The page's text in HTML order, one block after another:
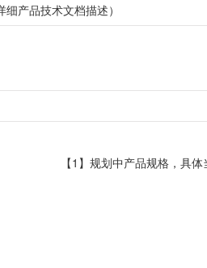
产品技术文档描述）
【1】规划中产品规格，具